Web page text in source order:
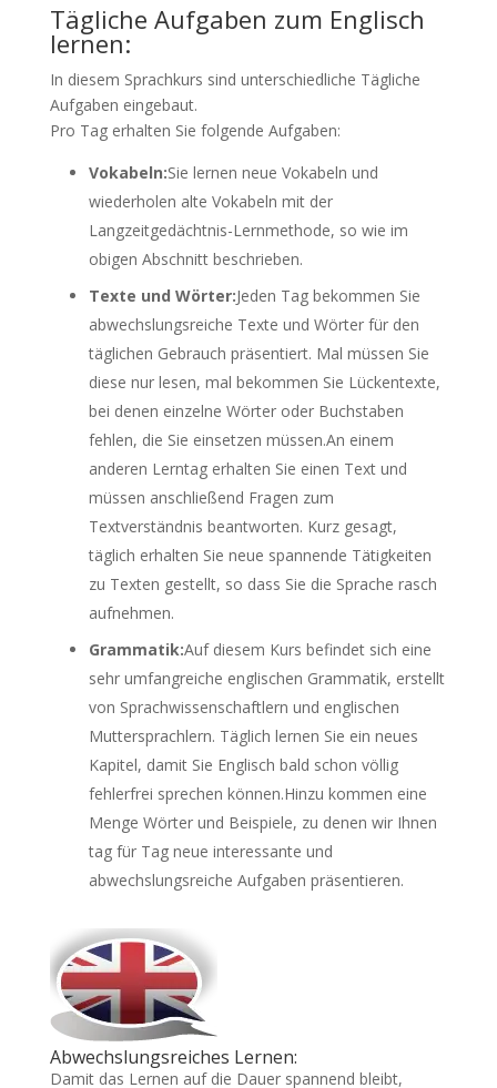
Tägliche Aufgaben zum Englisch
lernen:
In diesem Sprachkurs sind unterschiedliche Tägliche
Aufgaben eingebaut.
Pro Tag erhalten Sie folgende Aufgaben:
Vokabeln:Sie lernen neue Vokabeln und
wiederholen alte Vokabeln mit der
Langzeitgedächtnis-Lernmethode, so wie im
obigen Abschnitt beschrieben.
Texte und Wörter:Jeden Tag bekommen Sie
abwechslungsreiche Texte und Wörter für den
täglichen Gebrauch präsentiert. Mal müssen Sie
diese nur lesen, mal bekommen Sie Lückentexte,
bei denen einzelne Wörter oder Buchstaben
fehlen, die Sie einsetzen müssen.An einem
anderen Lerntag erhalten Sie einen Text und
müssen anschließend Fragen zum
Textverständnis beantworten. Kurz gesagt,
täglich erhalten Sie neue spannende Tätigkeiten
zu Texten gestellt, so dass Sie die Sprache rasch
aufnehmen.
Grammatik:Auf diesem Kurs befindet sich eine
sehr umfangreiche englischen Grammatik, erstellt
von Sprachwissenschaftlern und englischen
Muttersprachlern. Täglich lernen Sie ein neues
Kapitel, damit Sie Englisch bald schon völlig
fehlerfrei sprechen können.Hinzu kommen eine
Menge Wörter und Beispiele, zu denen wir Ihnen
tag für Tag neue interessante und
abwechslungsreiche Aufgaben präsentieren.
Abwechslungsreiches Lernen:
Damit das Lernen auf die Dauer spannend bleibt,